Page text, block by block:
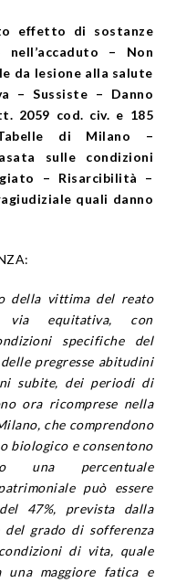
effetto di sostanze
nell’accaduto – Non
da lesione alla salute
– Sussiste – Danno
2059 cod. civ. e 185
di Milano –
sulle condizioni
– Risarcibilità –
quali danno
della vittima del reato
via equitativa, con
specifiche del
pregresse abitudini
subite, dei periodi di
ora ricomprese nella
che comprendono
biologico e consentono
una percentuale
può essere
47%, prevista dalla
del grado di sofferenza
di vita, quale
una maggiore fatica e